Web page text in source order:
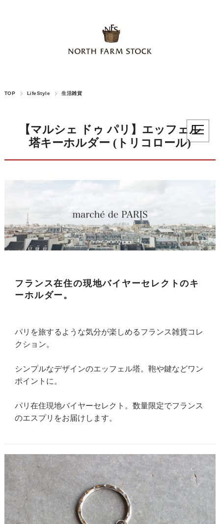
TOP LifeStyle 生活雑貨
【マルシェ ドゥ パリ】エッフェル
塔キーホルダー (トリコロール)
フランス在住の現地バイヤーセレクトのキ
ーホルダー。
パリを旅するような気分が楽しめるフランス雑貨コレ
クション。
シンプルなデザインのエッフェル塔。鞄や鍵などワン
ポイントに。
パリ在住現地バイヤーセレクト。数量限定でフランス
のエスプリをお届けします。